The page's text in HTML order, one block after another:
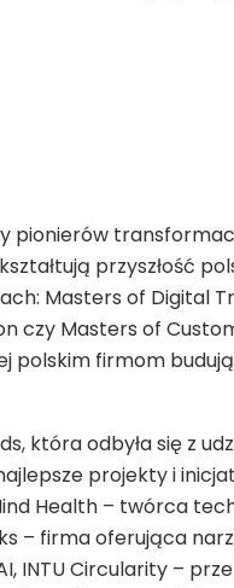
pionierów
przyszłość
Masters of Digital
czy Masters of
polskim firmom
która odbyła się z
projekty i
Health – twórca
– firma oferująca
INTU Circularity –